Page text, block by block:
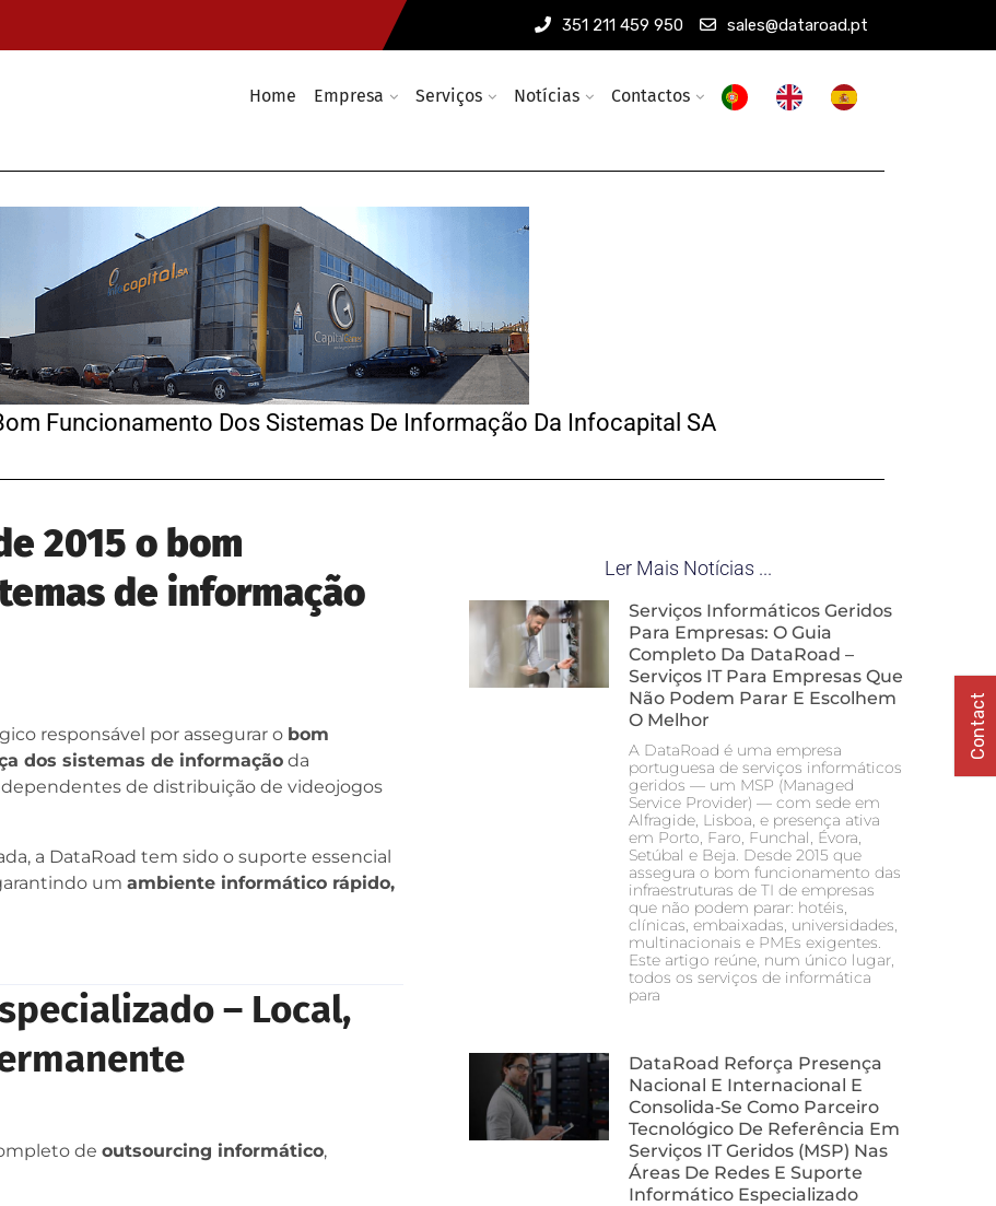
351 211 459 950 sales@dataroad.pt
Home Empresa Serviços Notícias Contactos
Funcionamento Dos Sistemas De Informação Da Infocapital SA
2015 o bom
de informação
responsável por assegurar o bom
dos sistemas de informação da
de distribuição de videojogos
a DataRoad tem sido o suporte essencial
um ambiente informático rápido,
– Local,
de outsourcing informático,
Ler Mais Notícias ...
Serviços Informáticos Geridos
Para Empresas: O Guia
Completo Da DataRoad –
Serviços IT Para Empresas Que
Não Podem Parar E Escolhem
O Melhor
A DataRoad é uma empresa
portuguesa de serviços informáticos
geridos — um MSP (Managed
Service Provider) — com sede em
Alfragide, Lisboa, e presença ativa
em Porto, Faro, Funchal, Évora,
Setúbal e Beja. Desde 2015 que
assegura o bom funcionamento das
infraestruturas de TI de empresas
que não podem parar: hotéis,
clínicas, embaixadas, universidades,
multinacionais e PMEs exigentes.
Este artigo reúne, num único lugar,
todos os serviços de informática
para
DataRoad Reforça Presença
Nacional E Internacional E
Consolida‑se Como Parceiro
Tecnológico De Referência Em
Serviços IT Geridos (MSP) Nas
Áreas De Redes E Suporte
Informático Especializado
Contact